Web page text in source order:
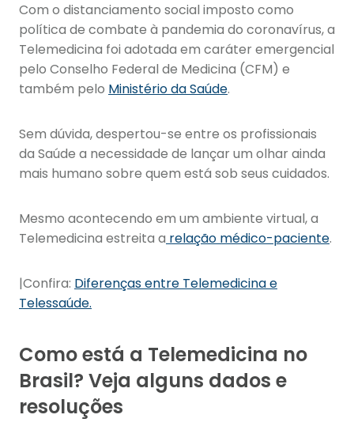
Com o distanciamento social imposto como
política de combate à pandemia do coronavírus, a
Telemedicina foi adotada em caráter emergencial
pelo Conselho Federal de Medicina (CFM) e
também pelo Ministério da Saúde.
Sem dúvida, despertou-se entre os profissionais
da Saúde a necessidade de lançar um olhar ainda
mais humano sobre quem está sob seus cuidados.
Mesmo acontecendo em um ambiente virtual, a
Telemedicina estreita a relação médico-paciente.
|Confira: Diferenças entre Telemedicina e
Telessaúde.
Como está a Telemedicina no
Brasil? Veja alguns dados e
resoluções